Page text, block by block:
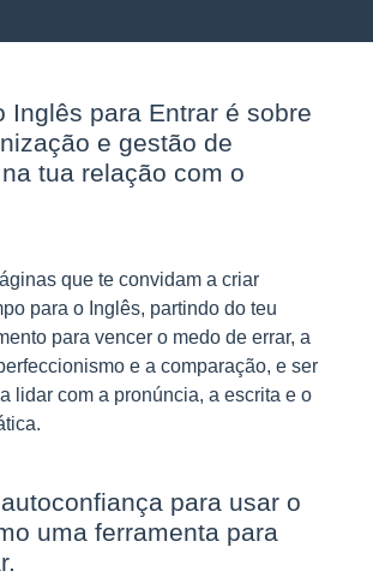
Inglês para Entrar é sobre
e gestão de
tua relação com o
que te convidam a criar
para o Inglês, partindo do teu
para vencer o medo de errar, a
e a comparação, e ser
lidar com a pronúncia, a escrita e o
para usar o
uma ferramenta para